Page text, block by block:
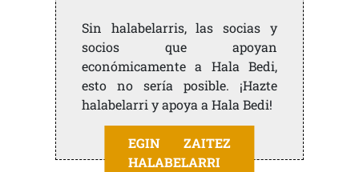
Sin halabelarris, las socias y
socios que apoyan
económicamente a Hala Bedi,
esto no sería posible. ¡Hazte
halabelarri y apoya a Hala Bedi!
EGIN ZAITEZ
HALABELARRI